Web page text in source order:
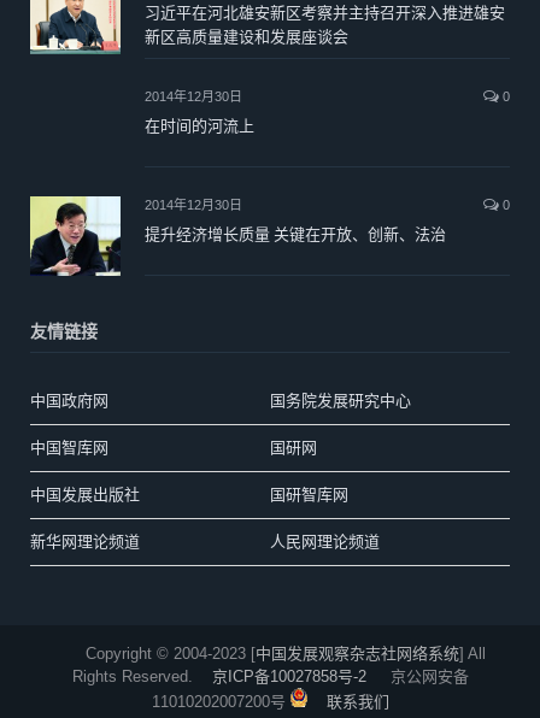
习近平在河北雄安新区考察并主持召开深入推进雄安
新区高质量建设和发展座谈会
2014年12月30日 0
在时间的河流上
2014年12月30日 0
提升经济增长质量 关键在开放、创新、法治
友情链接
中国政府网 国务院发展研究中心
中国智库网 国研网
中国发展出版社 国研智库网
新华网理论频道 人民网理论频道
Copyright © 2004-2023 [中国发展观察杂志社网络系统] All
Rights Reserved. 京ICP备10027858号-2京公网安备
11010202007200号
联系我们